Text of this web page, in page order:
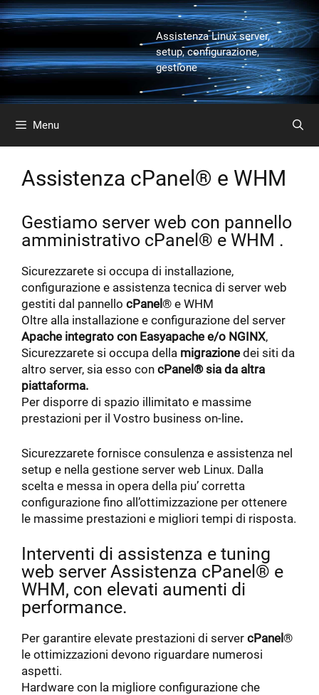
Vai
al
Assistenza Linux server,
setup, configurazione,
gestione
Menu
Assistenza cPanel® e WHM
Gestiamo server web con pannello
amministrativo cPanel® e WHM .
Sicurezzarete si occupa di installazione,
configurazione e assistenza tecnica di server web
gestiti dal pannello cPanel ® e WHM
Oltre alla installazione e configurazione del server
Apache integrato con Easyapache e/o NGINX,
Sicurezzarete si occupa della migrazione dei siti da
altro server, sia esso con cPanel® sia da altra
piattaforma.
Per disporre di spazio illimitato e massime
prestazioni per il Vostro business on-line.
Sicurezzarete fornisce consulenza e assistenza nel
setup e nella gestione server web Linux. Dalla
scelta e messa in opera della piu’ corretta
configurazione fino all’ottimizzazione per ottenere
le massime prestazioni e migliori tempi di risposta.
Interventi di assistenza e tuning
web server Assistenza cPanel® e
WHM, con elevati aumenti di
performance.
Per garantire elevate prestazioni di server cPanel ®
le ottimizzazioni devono riguardare numerosi
aspetti.
Hardware con la migliore configurazione che